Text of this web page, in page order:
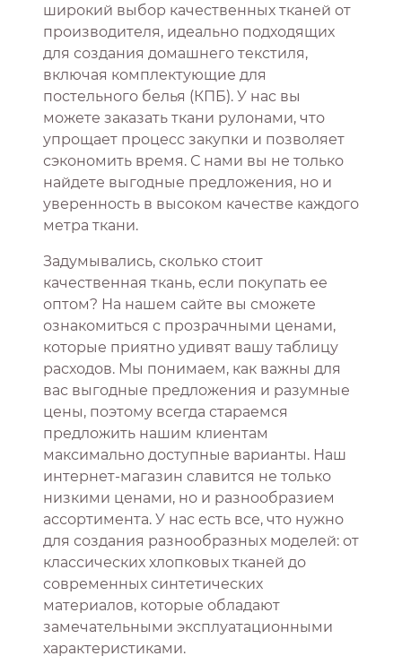
широкий выбор качественных тканей от
производителя, идеально подходящих
для создания домашнего текстиля,
включая комплектующие для
постельного белья (КПБ). У нас вы
можете заказать ткани рулонами, что
упрощает процесс закупки и позволяет
сэкономить время. С нами вы не только
найдете выгодные предложения, но и
уверенность в высоком качестве каждого
метра ткани.
Задумывались, сколько стоит
качественная ткань, если покупать ее
оптом? На нашем сайте вы сможете
ознакомиться с прозрачными ценами,
которые приятно удивят вашу таблицу
расходов. Мы понимаем, как важны для
вас выгодные предложения и разумные
цены, поэтому всегда стараемся
предложить нашим клиентам
максимально доступные варианты. Наш
интернет-магазин славится не только
низкими ценами, но и разнообразием
ассортимента. У нас есть все, что нужно
для создания разнообразных моделей: от
классических хлопковых тканей до
современных синтетических
материалов, которые обладают
замечательными эксплуатационными
характеристиками.